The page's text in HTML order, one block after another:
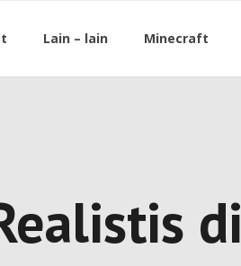
Lain – lain Minecraft
di